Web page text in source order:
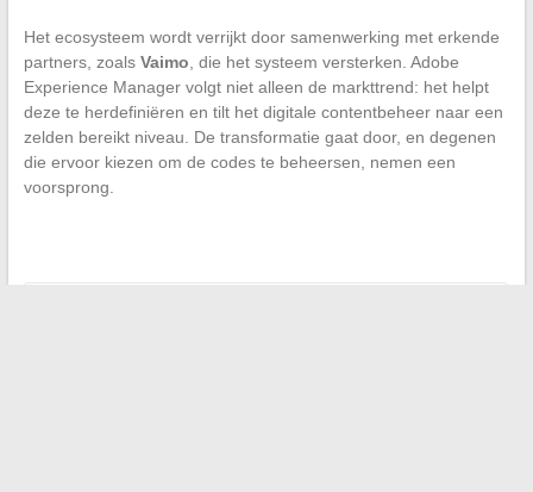
Het ecosysteem wordt verrijkt door samenwerking met erkende
partners, zoals Vaimo , die het systeem versterken. Adobe
Experience Manager volgt niet alleen de markttrend: het helpt
deze te herdefiniëren en tilt het digitale contentbeheer naar een
zelden bereikt niveau. De transformatie gaat door, en degenen
die ervoor kiezen om de codes te beheersen, nemen een
voorsprong.